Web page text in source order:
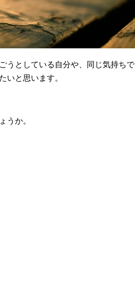
うとしている自分や、同じ気持ちで
いと思います。
うか。